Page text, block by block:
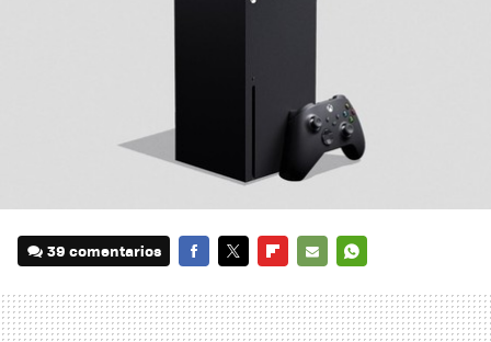
39 comentarios
MAIL